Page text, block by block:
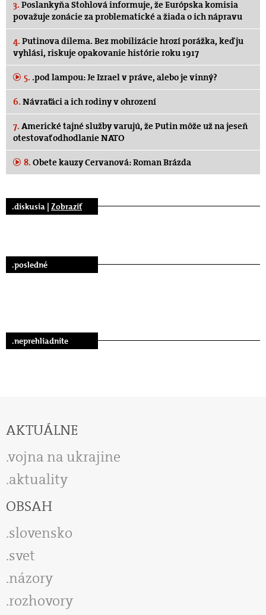
3. Poslankyňa Stohlová informuje, že Európska komisia
považuje zonácie za problematické a žiada o ich nápravu
4. Putinova dilema. Bez mobilizácie hrozí porážka, keď ju
vyhlási, riskuje opakovanie histórie roku 1917
5. .pod lampou: Je Izrael v práve, alebo je vinný?
6. Návraťáci a ich rodiny v ohrození
7. Americké tajné služby varujú, že Putin môže už na jeseň
otestovať odhodlanie NATO
8. Obete kauzy Cervanová: Roman Brázda
.diskusia | Zobraziť
.posledné
.neprehliadnite
AKTUÁLNE
vojna na ukrajine
aktuality
OBSAH
slovensko
svet
názory
rozhovory